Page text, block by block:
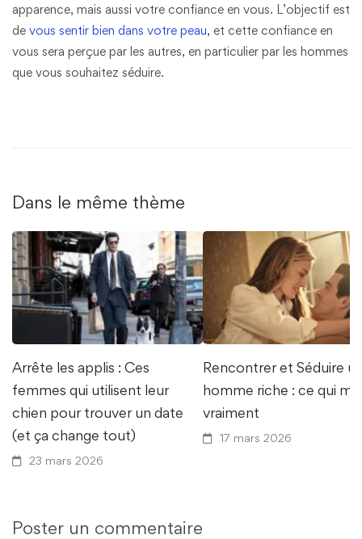
apparence, mais aussi votre confiance en vous. L’objectif est
de vous sentir bien dans votre peau, et cette confiance en
vous sera perçue par les autres, en particulier par les hommes
que vous souhaitez séduire.
Dans le même thème
Arrête les applis : Ces
femmes qui utilisent leur
chien pour trouver un date
(et ça change tout)
23 mars 2026
Rencontrer et Séduire
homme riche : ce qui
vraiment
17 mars 2026
Poster un commentaire